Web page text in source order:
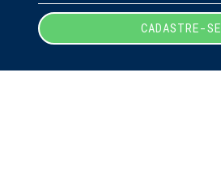
CADASTRE-SE